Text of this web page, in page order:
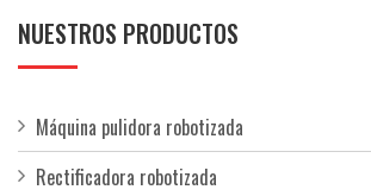
NUESTROS PRODUCTOS
Máquina pulidora robotizada
Rectificadora robotizada